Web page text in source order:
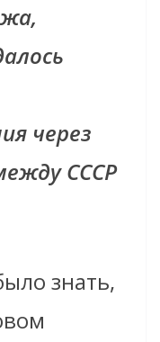
через
СССР
знать,